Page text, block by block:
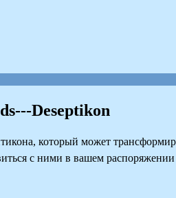
Deseptikon
который может
с ними в вашем